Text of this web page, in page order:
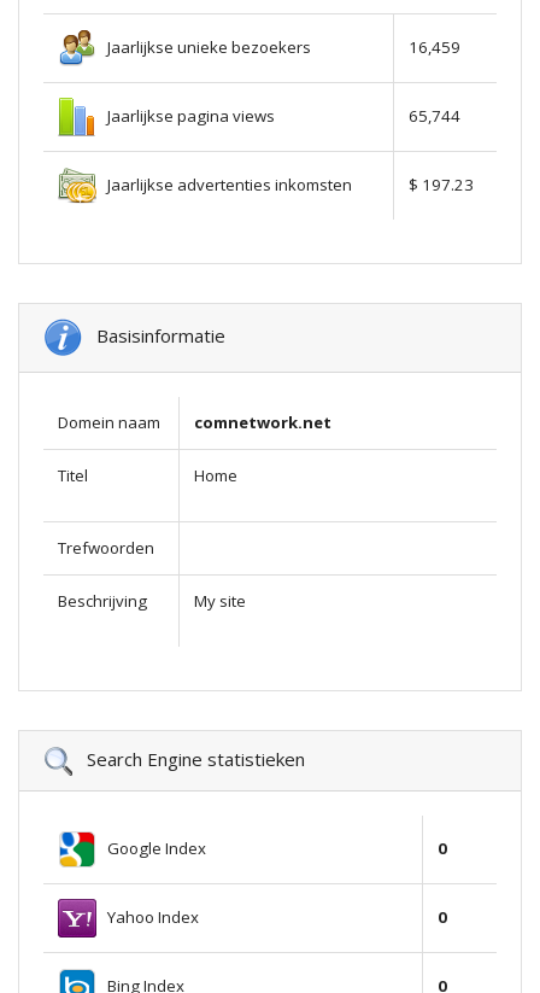
Jaarlijkse unieke bezoekers 16,459
Jaarlijkse pagina views 65,744
Jaarlijkse advertenties inkomsten $ 197.23
Basisinformatie
Domein naam comnetwork.net
Titel Home
Trefwoorden
Beschrijving My site
Search Engine statistieken
Google Index 0
Yahoo Index 0
Bing Index 0